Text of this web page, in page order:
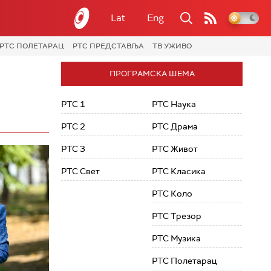
Lat Eng
РТС ПОЛЕТАРАЦ РТС ПРЕДСТАВЉА ТВ УЖИВО
ПРОГРАМСКА ШЕМА
РТС 1
РТС 2
РТС 3
РТС Свет
РТС Наука
РТС Драма
РТС Живот
РТС Класика
РТС Коло
РТС Трезор
РТС Музика
РТС Полетарац